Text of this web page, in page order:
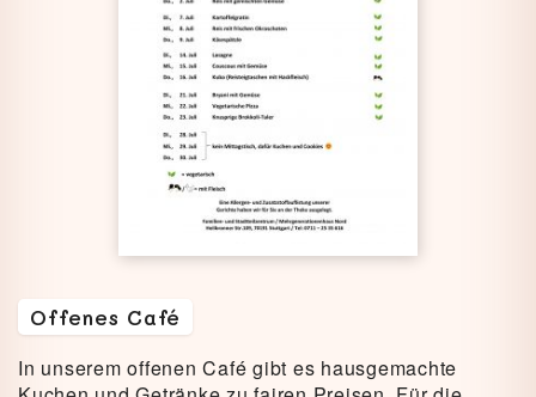
Offenes Café
In unserem offenen Café gibt es hausgemachte